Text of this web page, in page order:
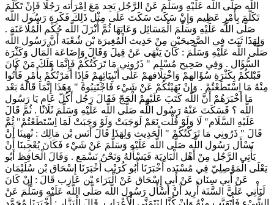
اللَّه صَلَّى اللَّه عَلَيْهِ وَسَلَّمَ عَنْ الرَّجُل يَجِد مَعَ اِمْرَأَته رَجُلًا فَإِنْ تَكَلَّمَ
تَكَلَّمَ بِأَمْرٍ عَظِيم وَإِنْ سَكَتَ سَكَتَ عَلَى مِثْل ذَلِكَ فَكَرِهَ رَسُول اللَّه
صَلَّى اللَّه عَلَيْهِ وَسَلَّمَ الْمَسَائِل وَعَابَهَا ثُمَّ أَنْزَلَ اللَّه حُكْم الْمُلَاعَنَة .
وَلِهَذَا ثَبَتَ فِي الصَّحِيحَيْنِ مِنْ حَدِيث الْمُغِيرَة بْن شُعْبَة أَنَّ رَسُول اللَّه
صَلَّى اللَّه عَلَيْهِ وَسَلَّمَ : كَانَ يَنْهَى عَنْ قِيلَ وَقَالَ وَإِضَاعَة الْمَال وَكَثْرَة
السُّؤَال . وَفِي صَحِيح مُسْلِم " ذَرُونِي مَا تَرَكْتُكُمْ فَإِنَّمَا هَلَكَ مَنْ كَانَ
قَبْلكُمْ بِكَثْرَةِ سُؤَالهمْ وَاخْتِلَافهمْ عَلَى أَنْبِيَائِهِمْ فَإِذَا أَمَرْتُكُمْ بِأَمْرٍ فَأْتُوا
مِنْهُ مَا اِسْتَطَعْتُمْ . وَإِنْ نَهَيْتُكُمْ عَنْ شَيْء فَاجْتَنِبُوهُ " وَهَذَا إِنَّمَا قَالَهُ بَعْد
مَا أَخْبَرَهُمْ أَنَّ اللَّه كَتَبَ عَلَيْهِمْ الْحَجّ فَقَالَ رَجُل أَكُلّ عَام يَا رَسُول
اللَّه ؟ فَسَكَتَ عَنْهُ رَسُول اللَّه صَلَّى اللَّه عَلَيْهِ وَسَلَّمَ ثَلَاثًا . ثُمَّ قَالَ
عَلَيْهِ السَّلَام" لَا وَلَوْ قُلْت نَعَمْ لَوَجَبَتْ وَلَوْ وَجَبَتْ لَمَا اِسْتَطَعْتُمْ" ثُمَّ
قَالَ " ذَرُونِي مَا تَرَكْتُكُمْ " الْحَدِيث وَلِهَذَا قَالَ أَنَس بْن مَالِك : نُهِينَا أَنْ
نَسْأَل رَسُول اللَّه صَلَّى اللَّه عَلَيْهِ وَسَلَّمَ عَنْ شَيْء فَكَانَ يُعْجِبنَا أَنْ
يَأْتِي الرَّجُل مِنْ أَهْل الْبَادِيَة فَيَسْأَلهُ وَنَحْنُ نَسْمَع . وَقَالَ الْحَافِظ أَبُو
يَعْلَى الْمَوْصِلِيّ فِي مُسْنَده أَخْبَرَنَا أَبُو كُرَيْب أَخْبَرَنَا إِسْحَاق بْن سُلَيْمَان
عَنْ أَبِي سِنَان عَنْ أَبِي إِسْحَاق عَنْ الْبَرَاء بْن عَازِب قَالَ : إِنْ كَانَ
لَيَأْتِي عَلَيَّ السَّنَة أُرِيد أَنْ أَسْأَل رَسُول اللَّه صَلَّى اللَّه عَلَيْهِ وَسَلَّمَ عَنْ